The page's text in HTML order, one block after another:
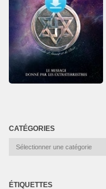
CATÉGORIES
Catégories
ÉTIQUETTES